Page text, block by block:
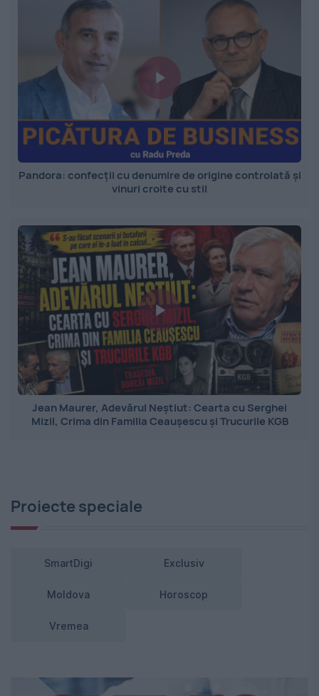
Pandora: confecții cu denumire de origine controlată și
vinuri croite cu stil
Jean Maurer, Adevărul Neștiut: Cearta cu Serghei
Mizil, Crima din Familia Ceaușescu și Trucurile KGB
Proiecte speciale
SmartDigi Exclusiv
Moldova Horoscop
Vremea